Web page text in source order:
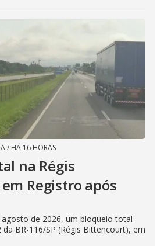
/ HÁ 16 HORAS
na Régis
Registro após
de 2026, um bloqueio total
BR-116/SP (Régis Bittencourt), em